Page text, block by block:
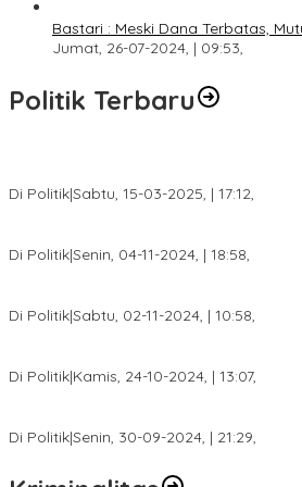
Bastari : Meski Dana Terbatas,
Jumat, 26-07-2024, | 09:53,
Politik Terbaru
Di Politik|Sabtu, 15-03-2025, | 17:12,
Di Politik|Senin, 04-11-2024, | 18:58,
Di Politik|Sabtu, 02-11-2024, | 10:58,
Di Politik|Kamis, 24-10-2024, | 13:07,
Di Politik|Senin, 30-09-2024, | 21:29,